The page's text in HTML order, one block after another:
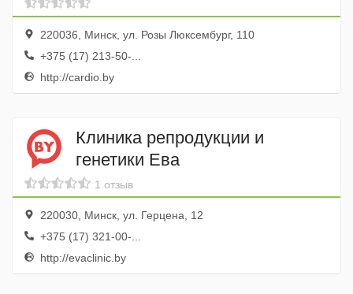
220036, Минск, ул. Розы Люксембург, 110
+375 (17) 213-50-...
http://cardio.by
Клиника репродукции и
генетики Ева
1 отзыв
220030, Минск, ул. Герцена, 12
+375 (17) 321-00-...
http://evaclinic.by